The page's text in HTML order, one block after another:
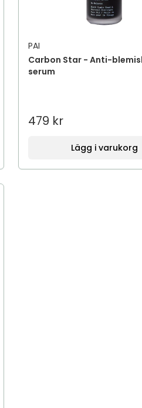
PAI
Carbon Star - Anti-
serum
479 kr
Lägg i varukorg